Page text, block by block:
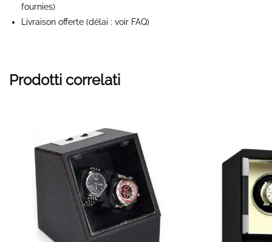
fournies)
Livraison offerte (délai : voir FAQ)
Prodotti correlati